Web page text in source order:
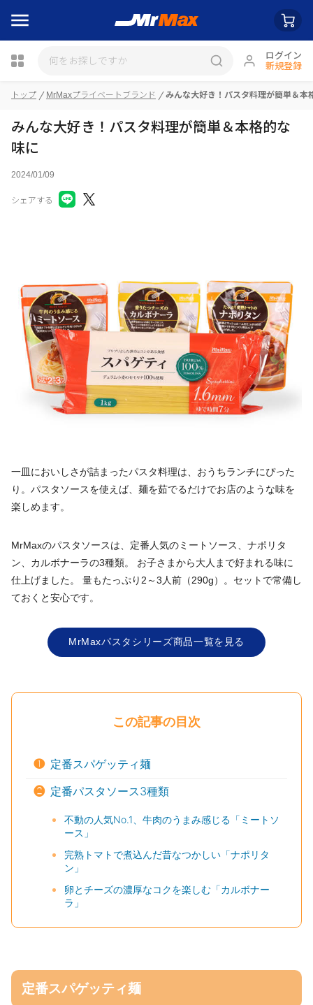
ログイン
新規登録
瓶詰
トップ MrMaxプライベートブランド みんな大好き！パスタ料理が簡単＆本
みんな大好き！パスタ料理が簡単＆本格的な
味に
2024/01/09
シェアする
一皿においしさが詰まったパスタ料理は、おうちランチにぴった
り。パスタソースを使えば、麺を茹でるだけでお店のような味を
楽しめます。
MrMaxのパスタソースは、定番人気のミートソース、ナポリタ
ン、カルボナーラの3種類。 お子さまから大人まで好まれる味に
仕上げました。 量もたっぷり2～3人前（290g）。セットで常備し
ておくと安心です。
MrMaxパスタシリーズ商品一覧を見る
この記事の目次
❶ 定番スパゲッティ麺
❷ 定番パスタソース3種類
不動の人気No.1、牛肉のうまみ感じる「ミートソ
ース」
完熟トマトで煮込んだ昔なつかしい「ナポリタ
ン」
卵とチーズの濃厚なコクを楽しむ「カルボナー
ラ」
定番スパゲッティ麺